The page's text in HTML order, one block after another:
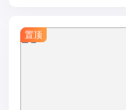
置顶